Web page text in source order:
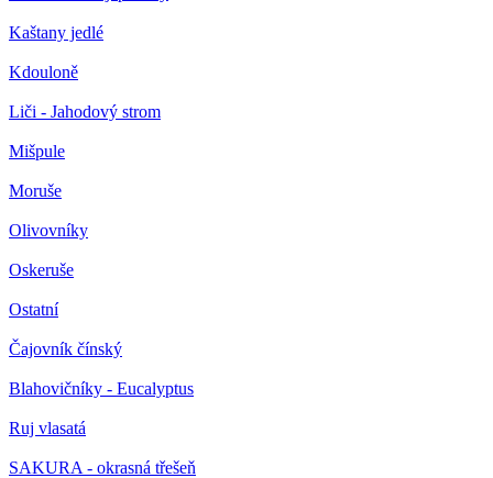
Kaštany jedlé
Kdouloně
Liči - Jahodový strom
Mišpule
Moruše
Olivovníky
Oskeruše
Ostatní
Čajovník čínský
Blahovičníky - Eucalyptus
Ruj vlasatá
SAKURA - okrasná třešeň